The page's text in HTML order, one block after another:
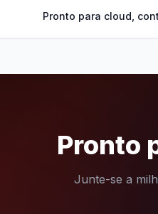
Pronto para cloud,
Pronto
Junte-se a